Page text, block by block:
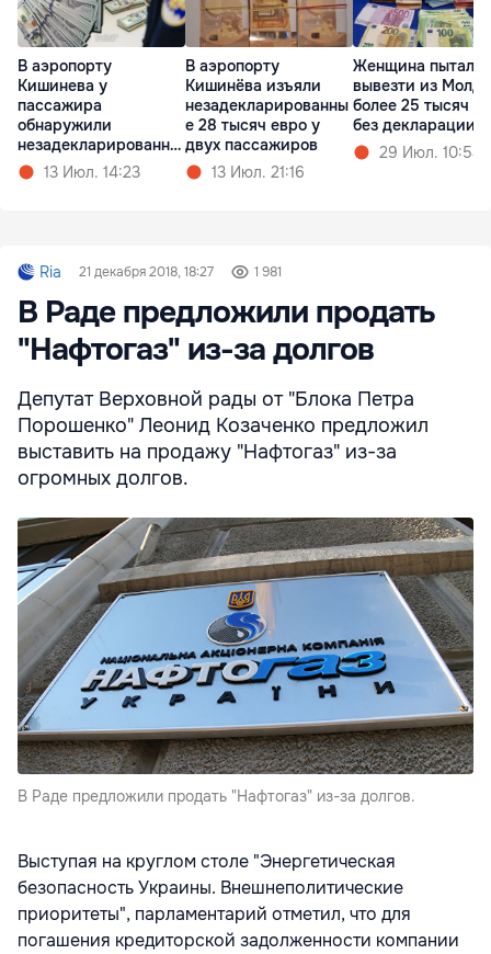
В аэропорту
Кишинева у
пассажира
обнаружили
незадекларированну
ю валюту
13 Июл. 14:23
В аэропорту
Кишинёва изъяли
незадекларированны
е 28 тысяч евро у
двух пассажиров
13 Июл. 21:16
Женщина
вывезти из
более 25 тысяч
без декларации
29 Июл. 10:54
Ria 21 декабря 2018, 18:27 1 981
В Раде предложили продать
"Нафтогаз" из-за долгов
Депутат Верховной рады от "Блока Петра
Порошенко" Леонид Козаченко предложил
выставить на продажу "Нафтогаз" из-за
огромных долгов.
В Раде предложили продать "Нафтогаз" из-за долгов.
Выступая на круглом столе "Энергетическая
безопасность Украины. Внешнеполитические
приоритеты", парламентарий отметил, что для
погашения кредиторской задолженности компании